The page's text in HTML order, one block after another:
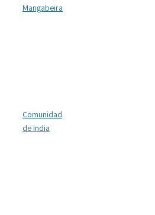
Mangabeira
Comunidad
de India